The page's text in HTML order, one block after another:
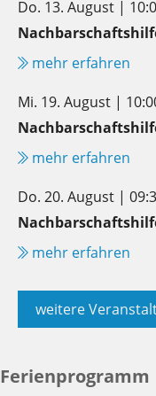
Do. 13. August |
mehr erfahren
Mi. 19. August |
mehr erfahren
Do. 20. August |
mehr erfahren
weitere
Ferienprogramm